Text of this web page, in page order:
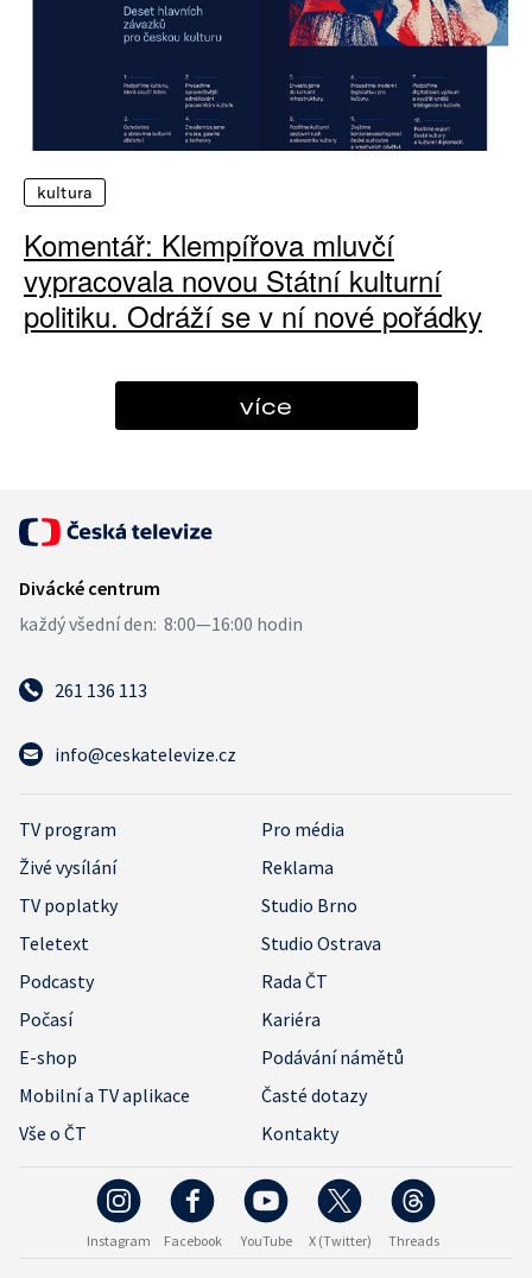
kultura
Komentář: Klempířova mluvčí
vypracovala novou Státní kulturní
politiku. Odráží se v ní nové pořádky
více
261 136 113
info@ceskatelevize.cz
TV program
Pro média
Živé vysílání
Reklama
TV poplatky
Studio Brno
Teletext
Studio Ostrava
Podcasty
Rada ČT
Počasí
Kariéra
E-shop
Podávání námětů
Mobilní a TV aplikace
Časté dotazy
Vše o ČT
Kontakty
Instagram Facebook YouTube X (Twitter) Threads